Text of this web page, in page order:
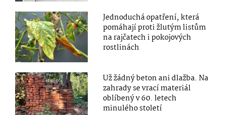
Jednoduchá opatření, která
pomáhají proti žlutým listům
na rajčatech i pokojových
rostlinách
Už žádný beton ani dlažba. Na
zahrady se vrací materiál
oblíbený v 60. letech
minulého století